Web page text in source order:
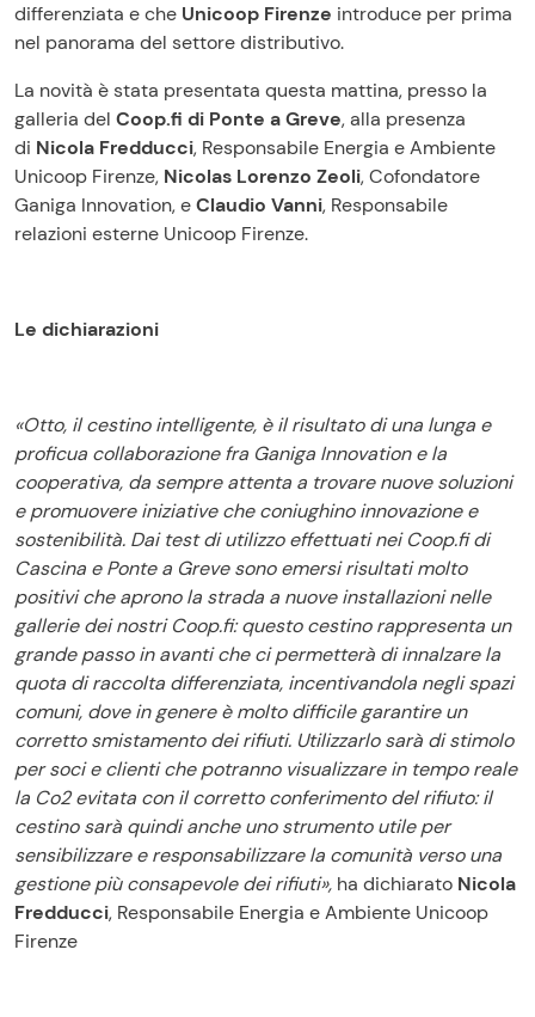
differenziata e che Unicoop Firenze introduce per prima
nel panorama del settore distributivo.
La novità è stata presentata questa mattina, presso la
galleria del Coop.fi di Ponte a Greve, alla presenza
di Nicola Fredducci, Responsabile Energia e Ambiente
Unicoop Firenze, Nicolas Lorenzo Zeoli, Cofondatore
Ganiga Innovation, eClaudio Vanni, Responsabile
relazioni esterne Unicoop Firenze.
Le dichiarazioni
«Otto, il cestino intelligente, è il risultato di una lunga e
proficua collaborazione fra Ganiga Innovation e la
cooperativa, da sempre attenta a trovare nuove soluzioni
e promuovere iniziative che coniughino innovazione e
sostenibilità. Dai test di utilizzo effettuati nei Coop.fi di
Cascina e Ponte a Greve sono emersi risultati molto
positivi che aprono la strada a nuove installazioni nelle
gallerie dei nostri Coop.fi: questo cestino rappresenta un
grande passo in avanti che ci permetterà di innalzare la
quota di raccolta differenziata, incentivandola negli spazi
comuni, dove in genere è molto difficile garantire un
corretto smistamento dei rifiuti. Utilizzarlo sarà di stimolo
per soci e clienti che potranno visualizzare in tempo reale
la Co2 evitata con il corretto conferimento del rifiuto: il
cestino sarà quindi anche uno strumento utile per
sensibilizzare e responsabilizzare la comunità verso una
gestione più consapevole dei rifiuti», ha dichiarato Nicola
Fredducci, Responsabile Energia e Ambiente Unicoop
Firenze